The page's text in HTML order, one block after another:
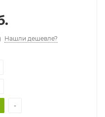
Нашли дешевле?
-